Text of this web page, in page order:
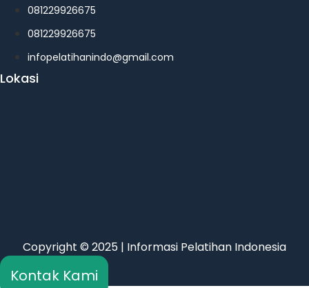
081229926675
081229926675
infopelatihanindo@gmail.com
Lokasi
Copyright © 2025 | Informasi Pelatihan Indonesia
Kontak Kami